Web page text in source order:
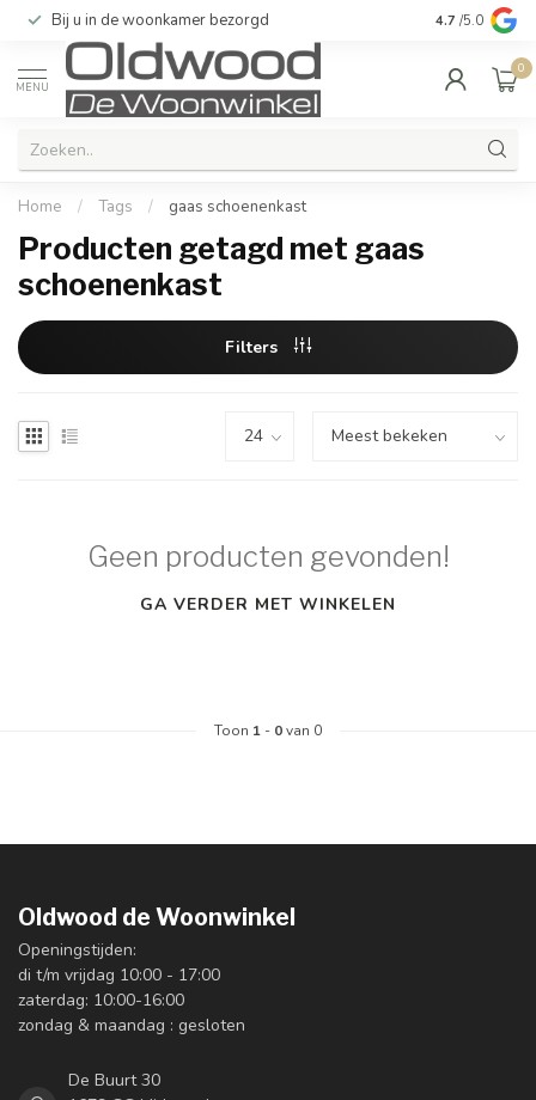
Bij u in de woonkamer bezorgd Kwaliteit &
4.7 /5.0
MENU
0
Home / Tags / gaas schoenenkast
Producten getagd met gaas
schoenenkast
Filters
Geen producten gevonden!
GA VERDER MET WINKELEN
Toon 1 - 0van 0
Oldwood de Woonwinkel
Openingstijden:
di t/m vrijdag 10:00 - 17:00
zaterdag: 10:00-16:00
zondag & maandag : gesloten
De Buurt 30